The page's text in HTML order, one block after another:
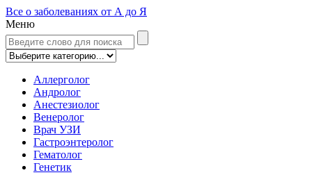
Все о заболеваниях от А до Я
Меню
Аллерголог
Андролог
Анестезиолог
Венеролог
Врач УЗИ
Гастроэнтеролог
Гематолог
Генетик